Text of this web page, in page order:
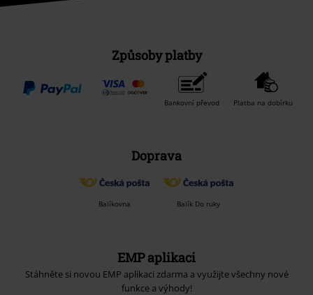
Způsoby platby
Bankovní převod Platba na dobírku
Doprava
Balíkovna Balík Do ruky
EMP aplikaci
Stáhněte si novou EMP aplikaci zdarma a využijte všechny nové
funkce a výhody!